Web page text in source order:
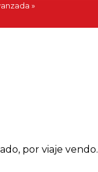
por viaje vendo.